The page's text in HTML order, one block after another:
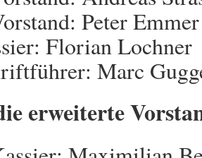
Peter Emmer
Florian Lochner
Marc
erweiterte